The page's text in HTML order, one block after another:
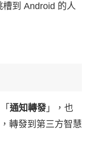
到 Android 的人
通知轉發 」，也
轉發到第三方智慧